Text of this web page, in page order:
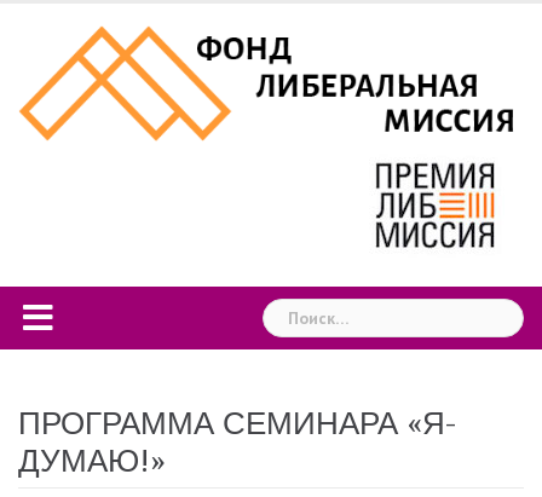
content
Найти:
ПРОГРАММА СЕМИНАРА «Я-
ДУМАЮ!»